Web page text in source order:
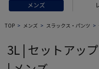
メンズ
TOP メンズ スラックス・パンツ
3L | セットアッ